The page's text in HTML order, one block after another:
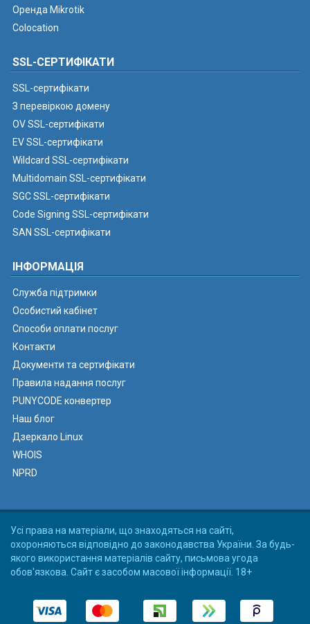
Оренда Mikrotik
Colocation
SSL-СЕРТИФІКАТИ
SSL-сертифікати
З перевіркою домену
OV SSL-сертифікати
EV SSL-сертифікати
Wildcard SSL-сертифікати
Multidomain SSL-сертифікати
SGC SSL-сертифікати
Code Signing SSL-сертифікати
SAN SSL-сертифікати
ІНФОРМАЦІЯ
Служба підтримки
Особистий кабінет
Способи оплати послуг
Контакти
Документи та сертифікати
Правила надання послуг
PUNYCODE конвертер
Наш блог
Дзеркало Linux
WHOIS
NPRD
Усі права на матеріали, що знаходяться на сайті,
охороняються відповідно до законодавства України. За будь-
якого використання матеріалів сайту, письмова угода
обов'язкова. Сайт є засобом масової інформації. 18+